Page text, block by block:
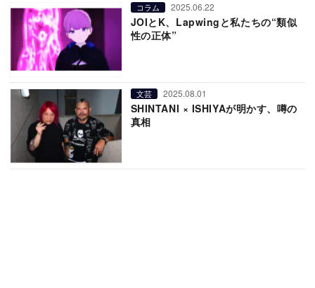
コラム 2025.06.22
JOIとK、Lapwingと私たちの“類似
性の正体”
文芸 2025.08.01
SHINTANI × ISHIYAが明かす、噂の
真相